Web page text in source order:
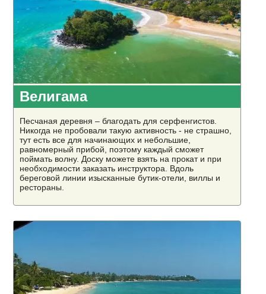
Велигама
Песчаная деревня – благодать для серфенгистов.
Никогда не пробовали такую активность - не страшно,
тут есть все для начинающих и небольшие,
равномерный прибой, поэтому каждый сможет
поймать волну. Доску можете взять на прокат и при
необходимости заказать инструктора. Вдоль
береговой линии изысканные бутик-отели, виллы и
рестораны.